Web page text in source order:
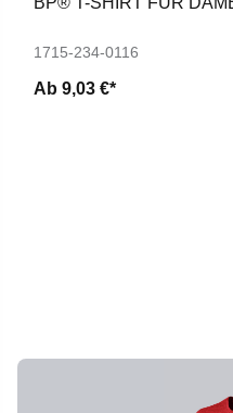
1715-234-0116
Ab 9,03 €*